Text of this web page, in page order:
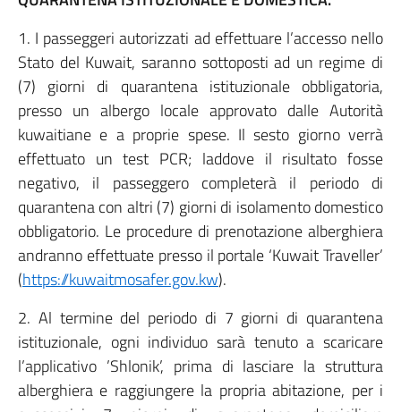
1. I passeggeri autorizzati ad effettuare l’accesso nello
Stato del Kuwait, saranno sottoposti ad un regime di
(7) giorni di quarantena istituzionale obbligatoria,
presso un albergo locale approvato dalle Autorità
kuwaitiane e a proprie spese. Il sesto giorno verrà
effettuato un test PCR; laddove il risultato fosse
negativo, il passeggero completerà il periodo di
quarantena con altri (7) giorni di isolamento domestico
obbligatorio. Le procedure di prenotazione alberghiera
andranno effettuate presso il portale ‘Kuwait Traveller’
(https://kuwaitmosafer.gov.kw).
2. Al termine del periodo di 7 giorni di quarantena
istituzionale, ogni individuo sarà tenuto a scaricare
l’applicativo ’Shlonik’, prima di lasciare la struttura
alberghiera e raggiungere la propria abitazione, per i